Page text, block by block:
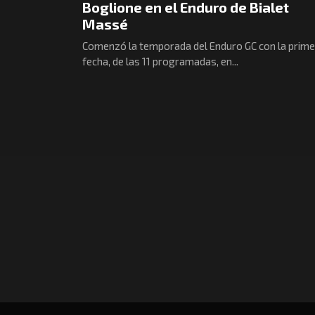
Boglione en el Enduro de Bialet
Massé
Comenzó la temporada del Enduro GC con la
fecha, de las 11 programadas, en...